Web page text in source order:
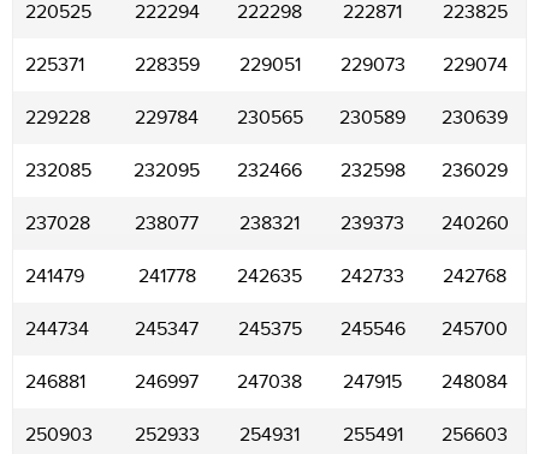
220525 222294 222298 222871 223825
225371 228359 229051 229073 229074
229228 229784 230565 230589 230639
232085 232095 232466 232598 236029
237028 238077 238321 239373 240260
241479 241778 242635 242733 242768
244734 245347 245375 245546 245700
246881 246997 247038 247915 248084
250903 252933 254931 255491 256603